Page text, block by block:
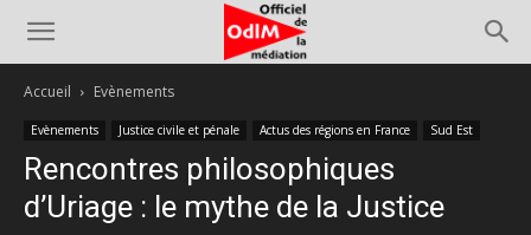
Accueil Evènements
Evènements Justice civile et pénale Actus des régions en France Sud Est
Rencontres philosophiques
d’Uriage : le mythe de la Justice